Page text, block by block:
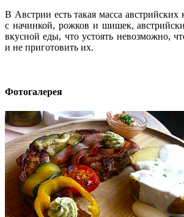
В Австрии есть такая масса австрийских
с начинкой, рожков и шишек,
вкусной еды, что устоять невозможно,
и не приготовить их.
Фотогалерея